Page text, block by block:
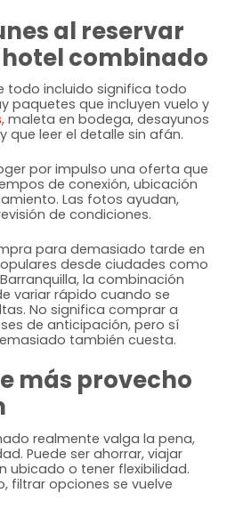
al reservar
combinado
todo incluido significa todo
paquetes que incluyen vuelo y
, maleta en bodega, desayunos
que leer el detalle sin afán.
por impulso una oferta que
de conexión, ubicación
Las fotos ayudan,
de condiciones.
para demasiado tarde en
desde ciudades como
la combinación
variar rápido cuando se
No significa comprar a
de anticipación, pero sí
también cuesta.
más provecho
realmente valga la pena,
Puede ser ahorrar, viajar
ubicado o tener flexibilidad.
filtrar opciones se vuelve